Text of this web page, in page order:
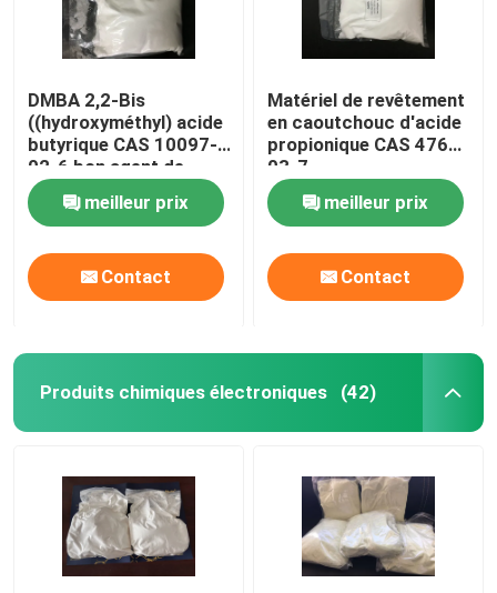
DMBA 2,2-Bis
((hydroxyméthyl) acide
butyrique CAS 10097-
02-6 bon agent de
liaison croisée et
hydrophile ou utilisé
pour produire un
système à haute
molécule à base d'eau
meilleur prix
Contact
Matériel de revêtement
en caoutchouc d'acide
propionique CAS 4767-
03-7
(hydroxyméthylique) de
DMPA 2,2-Bis
meilleur prix
Contact
Produits chimiques électroniques (42)